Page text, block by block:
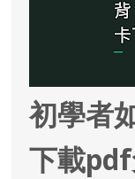
初學者
下載